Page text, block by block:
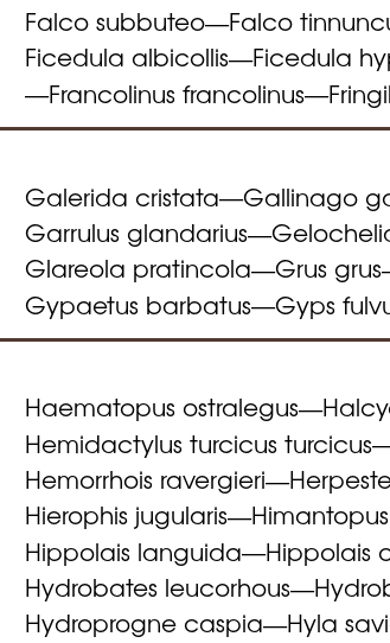
Falco subbuteo—Falco
Ficedula albicollis—Ficedula
—Francolinus francolinus—
Galerida cristata—Gallinago
Garrulus glandarius—
Glareola pratincola—Grus grus
Gypaetus barbatus—Gyps
Haematopus ostralegus—
Hemidactylus turcicus turcicus
Hemorrhois ravergieri—
Hierophis jugularis—
Hippolais languida—Hippolais
Hydrobates leucorhous—
Hydroprogne caspia—Hyla